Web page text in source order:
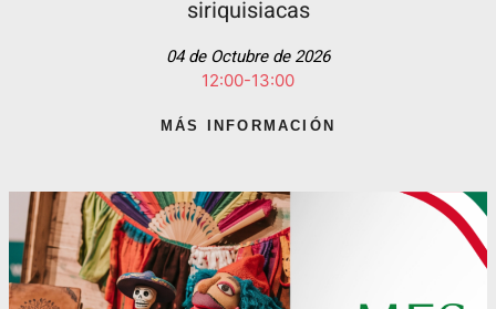
siriquisiacas
04 de Octubre de 2026
12:00-13:00
MÁS INFORMACIÓN